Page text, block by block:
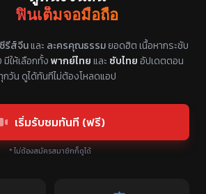
ฟินเต็มจอมือถือ
รีส์จีนและ ละครคุณธรรมยอดฮิต เนื้อหากระชับ
ให้เลือกทั้งพากย์ไทยและ ซับไทยอัปเดตตอน
กวัน ดูได้ทันทีไม่ต้องโหลดแอป
เริ่มรับชมทันที (ฟรี)
* ไม่ต้องสมัครสมาชิกก็ดูได้